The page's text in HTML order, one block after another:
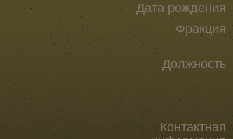
Дата рождения
Фракция
Должность
Контактная